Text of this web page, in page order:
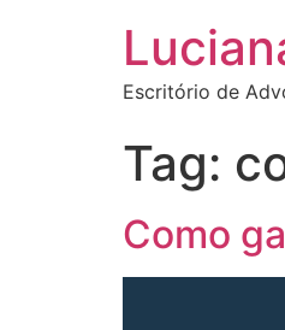
Escritório de
Tag:
Como